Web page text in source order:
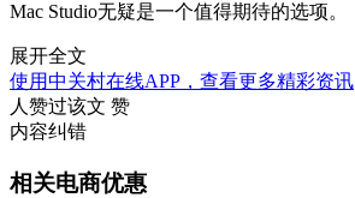
Mac Studio无疑是一个值得期待的选项。
展开全文
使用中关村在线APP，查看更多精彩资讯
人赞过该文 赞
内容纠错
相关电商优惠